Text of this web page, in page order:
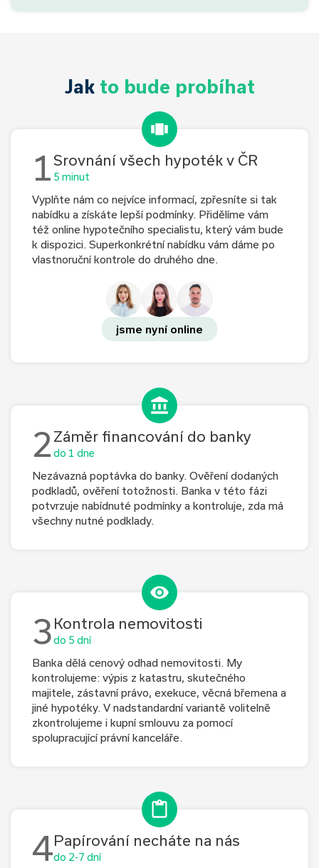
Jak to bude probíhat
1Srovnání všech hypoték v ČR
5 minut
Vyplňte nám co nejvíce informací, zpřesníte si tak
nabídku a získáte lepší podmínky. Přidělíme vám
též online hypotečního specialistu, který vám bude
k dispozici. Superkonkrétní nabídku vám dáme po
vlastnoruční kontrole do druhého dne.
jsme nyní online
2 Záměr financování do banky
do 1 dne
Nezávazná poptávka do banky. Ověření dodaných
podkladů, ověření totožnosti. Banka v této fázi
potvrzuje nabídnuté podmínky a kontroluje, zda má
všechny nutné podklady.
3 Kontrola nemovitosti
do 5 dní
Banka dělá cenový odhad nemovitosti. My
kontrolujeme: výpis z katastru, skutečného
majitele, zástavní právo, exekuce, věcná břemena a
jiné hypotéky. V nadstandardní variantě volitelně
zkontrolujeme i kupní smlouvu za pomocí
spolupracující právní kanceláře.
4Papírování necháte na nás
do 2-7 dní